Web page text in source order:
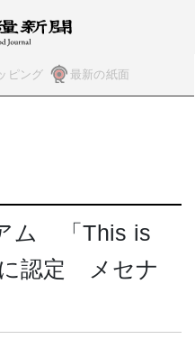
ピング 最新の紙面
ム 「This is
認定 メセナ